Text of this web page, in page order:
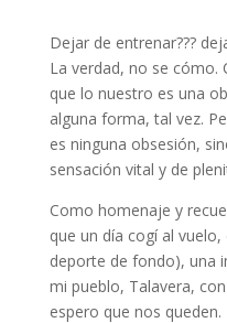
Dejar de entrenar???
La verdad, no se cómo.
que lo nuestro es una
alguna forma, tal vez.
es ninguna obsesión,
sensación vital y de
Como homenaje y
que un día cogí al
deporte de fondo), una
mi pueblo, Talavera,
espero que nos queden.